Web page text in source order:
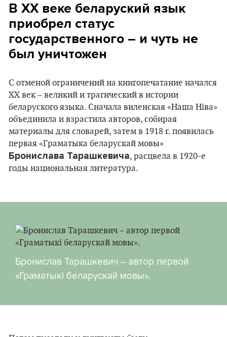
В XX веке беларуский язык
приобрел статус
государственного – и чуть не
был уничтожен
С отменой ограничений на книгопечатание начался
XX век – великий и трагический в истории
беларуского языка. Сначала виленская «Наша Ніва»
объединила и взрастила авторов, собирая
материалы для словарей, затем в 1918 г. появилась
первая «Граматыка беларускай мовы»
Бронислава Тарашкевича, расцвела в 1920-е
годы национальная литература.
Бронислав Тарашкевич – автор первой
«Граматыкі беларускай мовы».